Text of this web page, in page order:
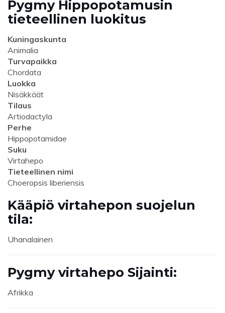
Pygmy Hippopotamusin
tieteellinen luokitus
Kuningaskunta
Animalia
Turvapaikka
Chordata
Luokka
Nisäkkäät
Tilaus
Artiodactyla
Perhe
Hippopotamidae
Suku
Virtahepo
Tieteellinen nimi
Choeropsis liberiensis
Kääpiö virtahepon suojelun
tila:
Uhanalainen
Pygmy virtahepo Sijainti:
Afrikka